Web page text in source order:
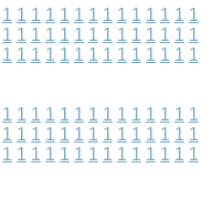
1 1 1 1 1 1 1 1 1 1 1 1 1 1
1 1 1 1 1 1 1 1 1 1 1 1 1 1
1 1 1 1 1 1 1 1 1 1 1 1 1 1
1 1 1 1 1 1 1 1 1 1 1 1 1 1
1 1 1 1 1 1 1 1 1 1 1 1 1 1
1 1 1 1 1 1 1 1 1 1 1 1 1 1